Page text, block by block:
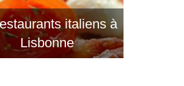
italiens à
Lisbonne